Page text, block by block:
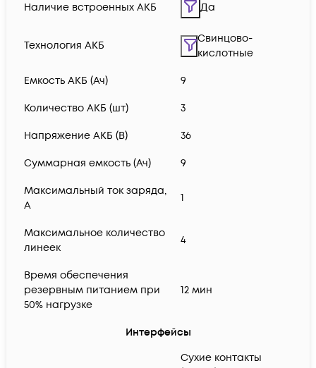
Наличие встроенных АКБ Да
Технология АКБ
Свинцово-
кислотные
Емкость АКБ (Ач) 9
Количество АКБ (шт) 3
Напряжение АКБ (В) 36
Суммарная емкость (Ач) 9
Максимальный ток заряда,
А
1
Максимальное количество
линеек
4
Время обеспечения
резервным питанием при
50% нагрузке
12 мин
Интерфейсы
Сухие контакты